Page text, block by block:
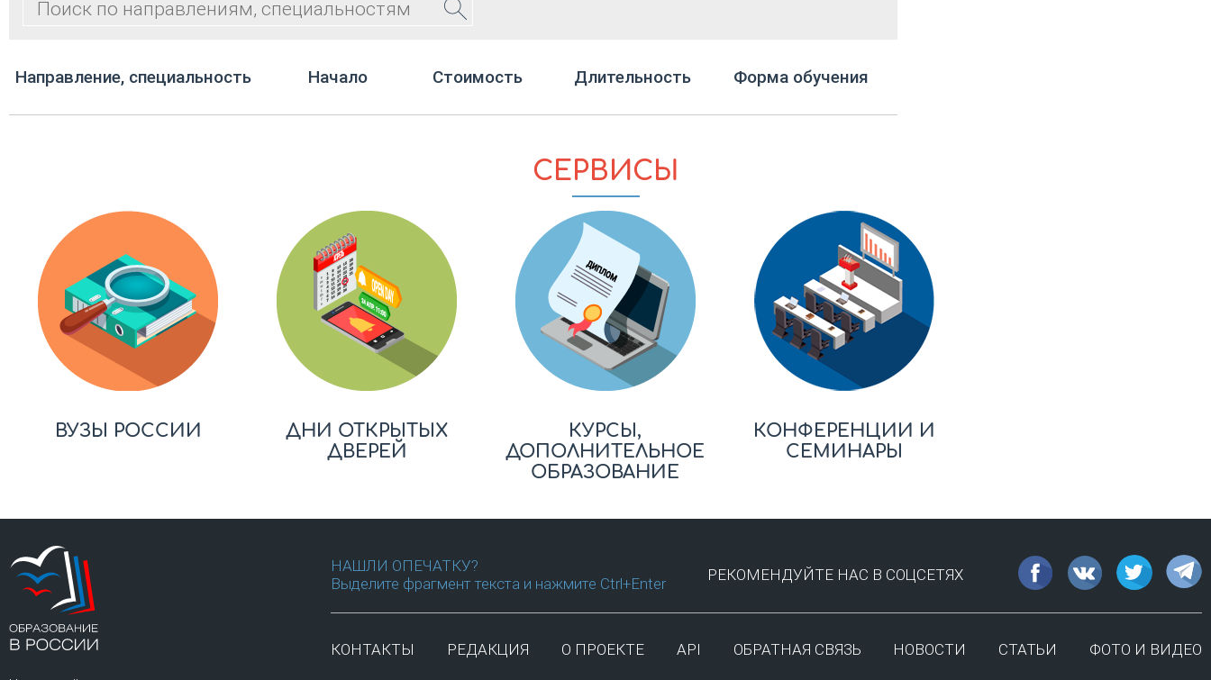
Направление, специальность Начало Стоимость Длительность Форма обучения
СЕРВИСЫ
ВУЗЫ РОССИИ
ДНИ ОТКРЫТЫХ
ДВЕРЕЙ
КУРСЫ,
ДОПОЛНИТЕЛЬНОЕ
ОБРАЗОВАНИЕ
КОНФЕРЕНЦИИ И
СЕМИНАРЫ
НАШЛИ ОПЕЧАТКУ?
Выделите фрагмент текста и нажмите Ctrl+Enter
РЕКОМЕНДУЙТЕ НАС В СОЦСЕТЯХ
КОНТАКТЫ РЕДАКЦИЯ О ПРОЕКТЕ API ОБРАТНАЯ СВЯЗЬ НОВОСТИ СТАТЬИ ФОТО И ВИДЕО